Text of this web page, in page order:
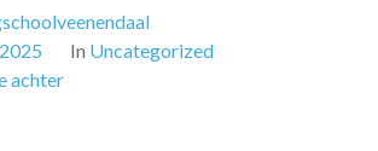
In Uncategorized
achterop